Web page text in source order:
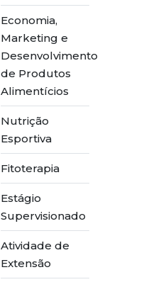
Economia,
Marketing e
Desenvolvimento
de Produtos
Alimentícios
Nutrição
Esportiva
Fitoterapia
Estágio
Supervisionado
Atividade de
Extensão